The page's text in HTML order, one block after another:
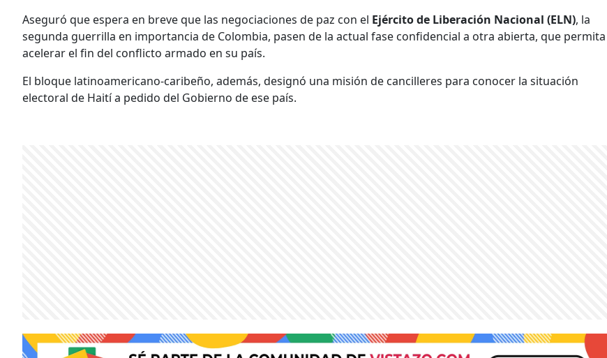
Aseguró que espera en breve que las negociaciones de paz con el Ejército de Liberación Nacional (ELN), la
segunda guerrilla en importancia de Colombia, pasen de la actual fase confidencial a otra abierta, que permita
acelerar el fin del conflicto armado en su país.
El bloque latinoamericano-caribeño, además, designó una misión de cancilleres para conocer la situación
electoral de Haití a pedido del Gobierno de ese país.